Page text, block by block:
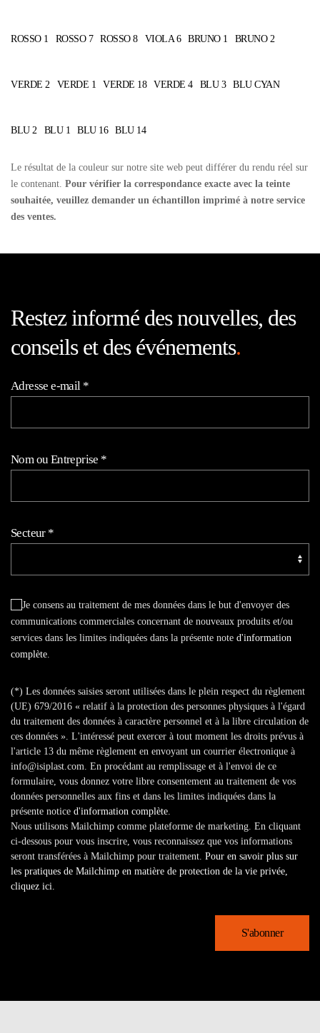
ROSSO 1 ROSSO 7 ROSSO 8 VIOLA 6 BRUNO 1 BRUNO 2
VERDE 2 VERDE 1 VERDE 18 VERDE 4 BLU 3 BLU CYAN
BLU 2 BLU 1 BLU 16 BLU 14
Le résultat de la couleur sur notre site web peut différer du rendu réel sur
le contenant. Pour vérifier la correspondance exacte avec la teinte
souhaitée, veuillez demander un échantillon imprimé à notre service
des ventes.
Restez informé des nouvelles, des
conseils et des événements.
Adresse e-mail *
Nom ou Entreprise *
Secteur *
Je consens au traitement de mes données dans le but d'envoyer des
communications commerciales concernant de nouveaux produits et/ou
services dans les limites indiquées dans la présente note d'information
complète.
(*) Les données saisies seront utilisées dans le plein respect du règlement
(UE) 679/2016 « relatif à la protection des personnes physiques à l'égard
du traitement des données à caractère personnel et à la libre circulation de
ces données ». L'intéressé peut exercer à tout moment les droits prévus à
l'article 13 du même règlement en envoyant un courrier électronique à
info@isiplast.com. En procédant au remplissage et à l'envoi de ce
formulaire, vous donnez votre libre consentement au traitement de vos
données personnelles aux fins et dans les limites indiquées dans la
présente notice d'information complète.
Nous utilisons Mailchimp comme plateforme de marketing. En cliquant
ci-dessous pour vous inscrire, vous reconnaissez que vos informations
seront transférées à Mailchimp pour traitement. Pour en savoir plus sur
les pratiques de Mailchimp en matière de protection de la vie privée,
cliquez ici.